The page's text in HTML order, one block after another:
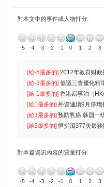
對本文中的事件或人物打分:
-5 -4 -3 -2 -1 0 1 2 3
[給-5最多的] 2012年教育财政
首位
[給-3最多的] 倡議三查優化精
生
[給-1最多的] 香港易事泊（
k）”项目
[給1最多的] 外資連續9月淨增
[給3最多的] 预防乳癌 韩国一
[給5最多的]恒指瀉377失最
對本篇資訊內容的質量打分:
-5 -4 -3 -2 -1 0 1 2 3